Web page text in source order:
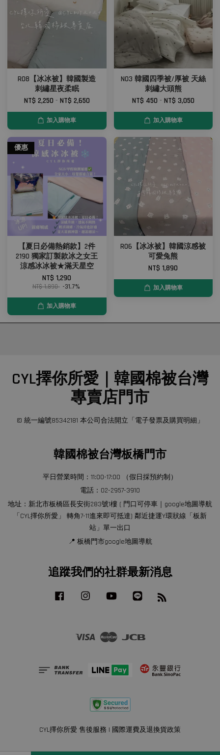
R08【冰冰被】韓國製造
刺繡星夜柔眠
NT$ 2,250 - NT$ 2,650
加入購物車
N03 韓國四季被/厚被 天絲
刺繡大頭熊
NT$ 450 - NT$ 3,050
加入購物車
優惠
【夏日必備熱銷款】2件
2190 獨家訂製款冰之女王
涼感冰冰被★滿天星空
NT$ 1,290
NT$ 1,890 -31.7%
加入購物車
R06【冰冰被】韓國涼感被
可愛兔熊
NT$ 1,890
加入購物車
CYL擇你所愛｜韓國棉被台灣
專賣店門市
© 統一編號85342181 本公司合法開立「電子發票及購買明細」
韓國棉被台灣板橋門市
平日營業時間：11:00-17:00 （假日採預約制）
電話：02-2957-3910
地址：新北市板橋區長安街283號1樓 ( 門口可停車｜google地圖導航
「CYL擇你所愛」 轉角7-11進來即可抵達) 鄰近捷運Y環狀線「板新
站」單一出口
📍 板橋門市google地圖導航
追蹤我們的社群最新消息
Facebook Instagram YouTube
Visa Master
CYL擇你所愛 售後服務 | 國際運費及退換貨政策